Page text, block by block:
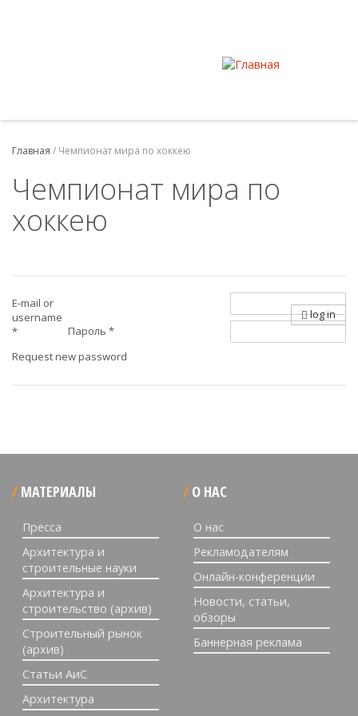
Главная / Чемпионат мира по хоккею
Чемпионат мира по
хоккею
E-mail or
username
*
Пароль *
Request new password
log in
МАТЕРИАЛЫ
Пресса
Архитектура и
строительные науки
Архитектура и
строительство (архив)
Строительный рынок
(архив)
Статьи АиС
Архитектура
О НАС
О нас
Рекламодателям
Онлайн-конференции
Новости, статьи,
обзоры
Баннерная реклама